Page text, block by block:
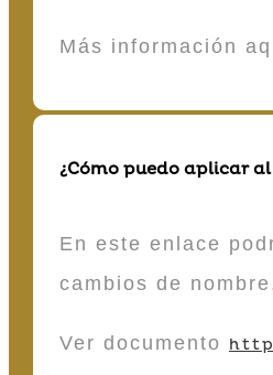
Más información
¿Cómo puedo aplicar
En este enlace
cambios de
Ver documento